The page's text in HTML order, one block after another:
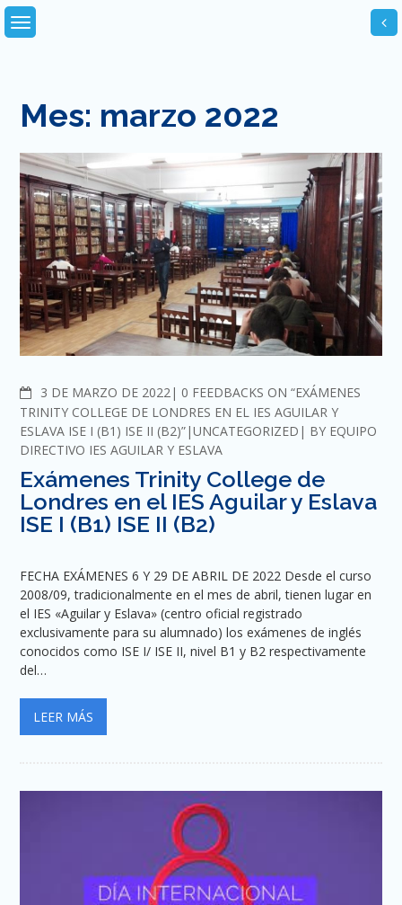
Skip
to
Mes: marzo 2022
3 DE MARZO DE 2022 COMMENTS
0 FEEDBACKS ON “EXÁMENES
TRINITY COLLEGE DE LONDRES EN EL IES AGUILAR Y
ESLAVA ISE I (B1) ISE II (B2)” UNCATEGORIZED BY EQUIPO
DIRECTIVO IES AGUILAR Y ESLAVA
Exámenes Trinity College de
Londres en el IES Aguilar y Eslava
ISE I (B1) ISE II (B2)
FECHA EXÁMENES 6 Y 29 DE ABRIL DE 2022 Desde el curso
2008/09, tradicionalmente en el mes de abril, tienen lugar en
el IES «Aguilar y Eslava» (centro oficial registrado
exclusivamente para su alumnado) los exámenes de inglés
conocidos como ISE I/ ISE II, nivel B1 y B2 respectivamente
del…
LEER MÁS